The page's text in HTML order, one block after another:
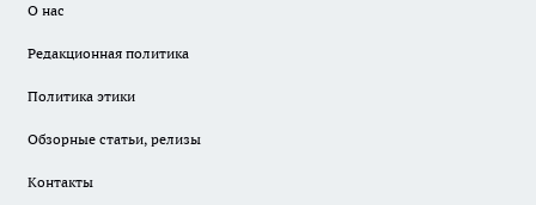
О нас
Редакционная политика
Политика этики
Обзорные статьи, релизы
Контакты